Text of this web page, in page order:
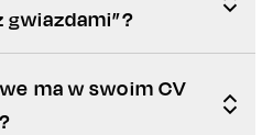
gwiazdami”?
ma w swoim CV